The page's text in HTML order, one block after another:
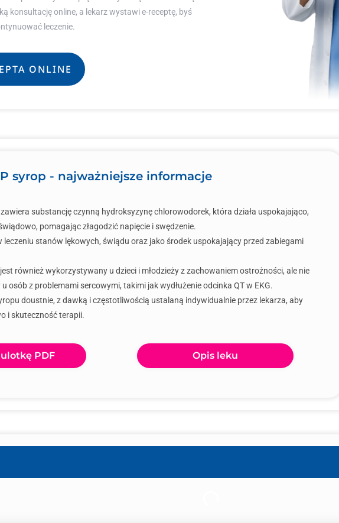
konsultację online, a lekarz wystawi e-receptę, byś
leczenie.
ONLINE
syrop - najważniejsze informacje
zawiera substancję czynną hydroksyzynę chlorowodorek, która działa uspokajająco,
pomagając złagodzić napięcie i swędzenie.
leczeniu stanów lękowych, świądu oraz jako środek uspokajający przed zabiegami
również wykorzystywany u dzieci i młodzieży z zachowaniem ostrożności, ale nie
osób z problemami sercowymi, takimi jak wydłużenie odcinka QT w EKG.
doustnie, z dawką i częstotliwością ustalaną indywidualnie przez lekarza, aby
i skuteczność terapii.
PDF Opis leku